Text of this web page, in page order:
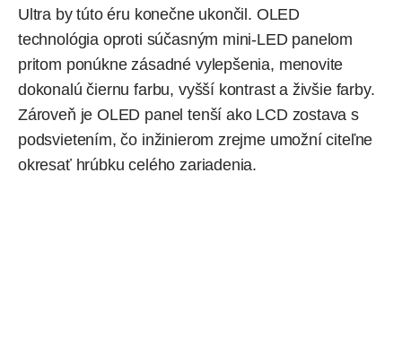
Ultra by túto éru konečne ukončil. OLED
technológia oproti súčasným mini-LED panelom
pritom ponúkne zásadné vylepšenia, menovite
dokonalú čiernu farbu, vyšší kontrast a živšie farby.
Zároveň je OLED panel tenší ako LCD zostava s
podsvietením, čo inžinierom zrejme umožní citeľne
okresať hrúbku celého zariadenia.